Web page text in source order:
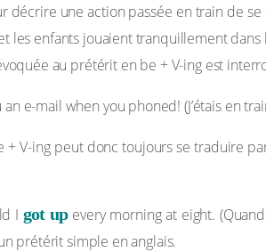
décrire une action passée en train de
les enfants jouaient tranquillement dans
au prétérit en be + V-ing est
e-mail when you phoned! (J’étais en
V-ing peut donc toujours se traduire
I got upevery morning at eight.
prétérit simple en anglais.